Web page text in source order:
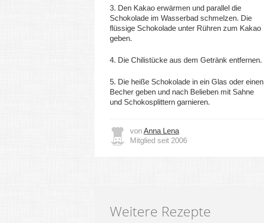
3. Den Kakao erwärmen und parallel die
Schokolade im Wasserbad schmelzen. Die
flüssige Schokolade unter Rühren zum Kakao
geben.
4. Die Chilistücke aus dem Getränk entfernen.
5. Die heiße Schokolade in ein Glas oder einen
Becher geben und nach Belieben mit Sahne
und Schokosplittern garnieren.
vonAnna Lena
Mitglied seit 2006
Weitere Rezepte